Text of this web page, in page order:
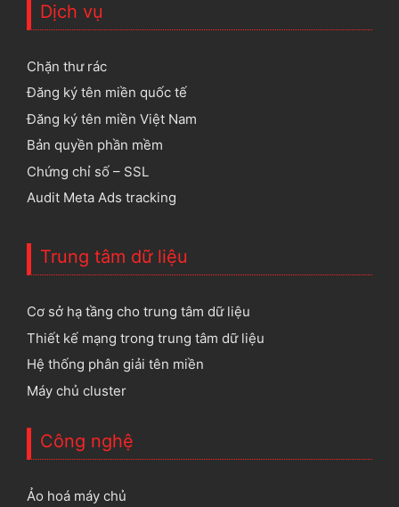
Dịch vụ
Chặn thư rác
Đăng ký tên miền quốc tế
Đăng ký tên miền Việt Nam
Bản quyền phần mềm
Chứng chỉ số – SSL
Audit Meta Ads tracking
Trung tâm dữ liệu
Cơ sở hạ tầng cho trung tâm dữ liệu
Thiết kế mạng trong trung tâm dữ liệu
Hệ thống phân giải tên miền
Máy chủ cluster
Công nghệ
Ảo hoá máy chủ